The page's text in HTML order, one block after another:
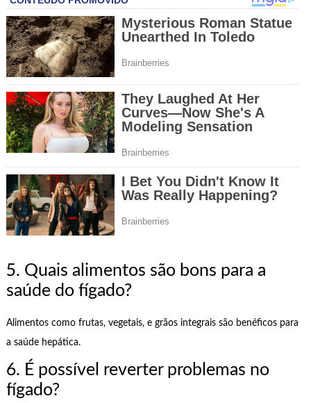
5. Quais alimentos são bons para a
saúde do fígado?
Alimentos como frutas, vegetais, e grãos integrais são benéficos para
a saúde hepática.
6. É possível reverter problemas no
fígado?